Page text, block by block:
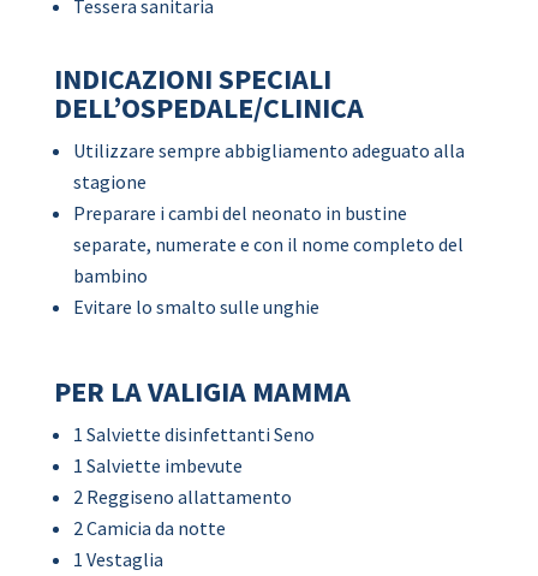
Tessera sanitaria
INDICAZIONI SPECIALI
DELL’OSPEDALE/CLINICA
Utilizzare sempre abbigliamento adeguato alla
stagione
Preparare i cambi del neonato in bustine
separate, numerate e con il nome completo del
bambino
Evitare lo smalto sulle unghie
PER LA VALIGIA MAMMA
1 Salviette disinfettanti Seno
1 Salviette imbevute
2 Reggiseno allattamento
2 Camicia da notte
1 Vestaglia